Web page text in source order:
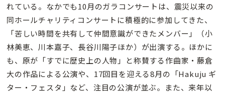
れている。なかでも10月のガラコンサートは、震災以来の
同ホールチャリティコンサートに積極的に参加してきた、
「苦しい時間を共有して仲間意識ができたメンバー」（小
林美恵、川本嘉子、長谷川陽子ほか）が出演する。ほかに
も、原が「すでに歴史上の人物」と称賛する作曲家・藤倉
大の作品による公演や、17回目を迎える8月の「Hakuju ギ
ター・フェスタ」など、注目の公演が並ぶ。また、来年以